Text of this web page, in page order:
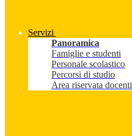
Servizi
Panoramica
Famiglie e studenti
Personale scolastico
Percorsi di studio
Area riservata docenti